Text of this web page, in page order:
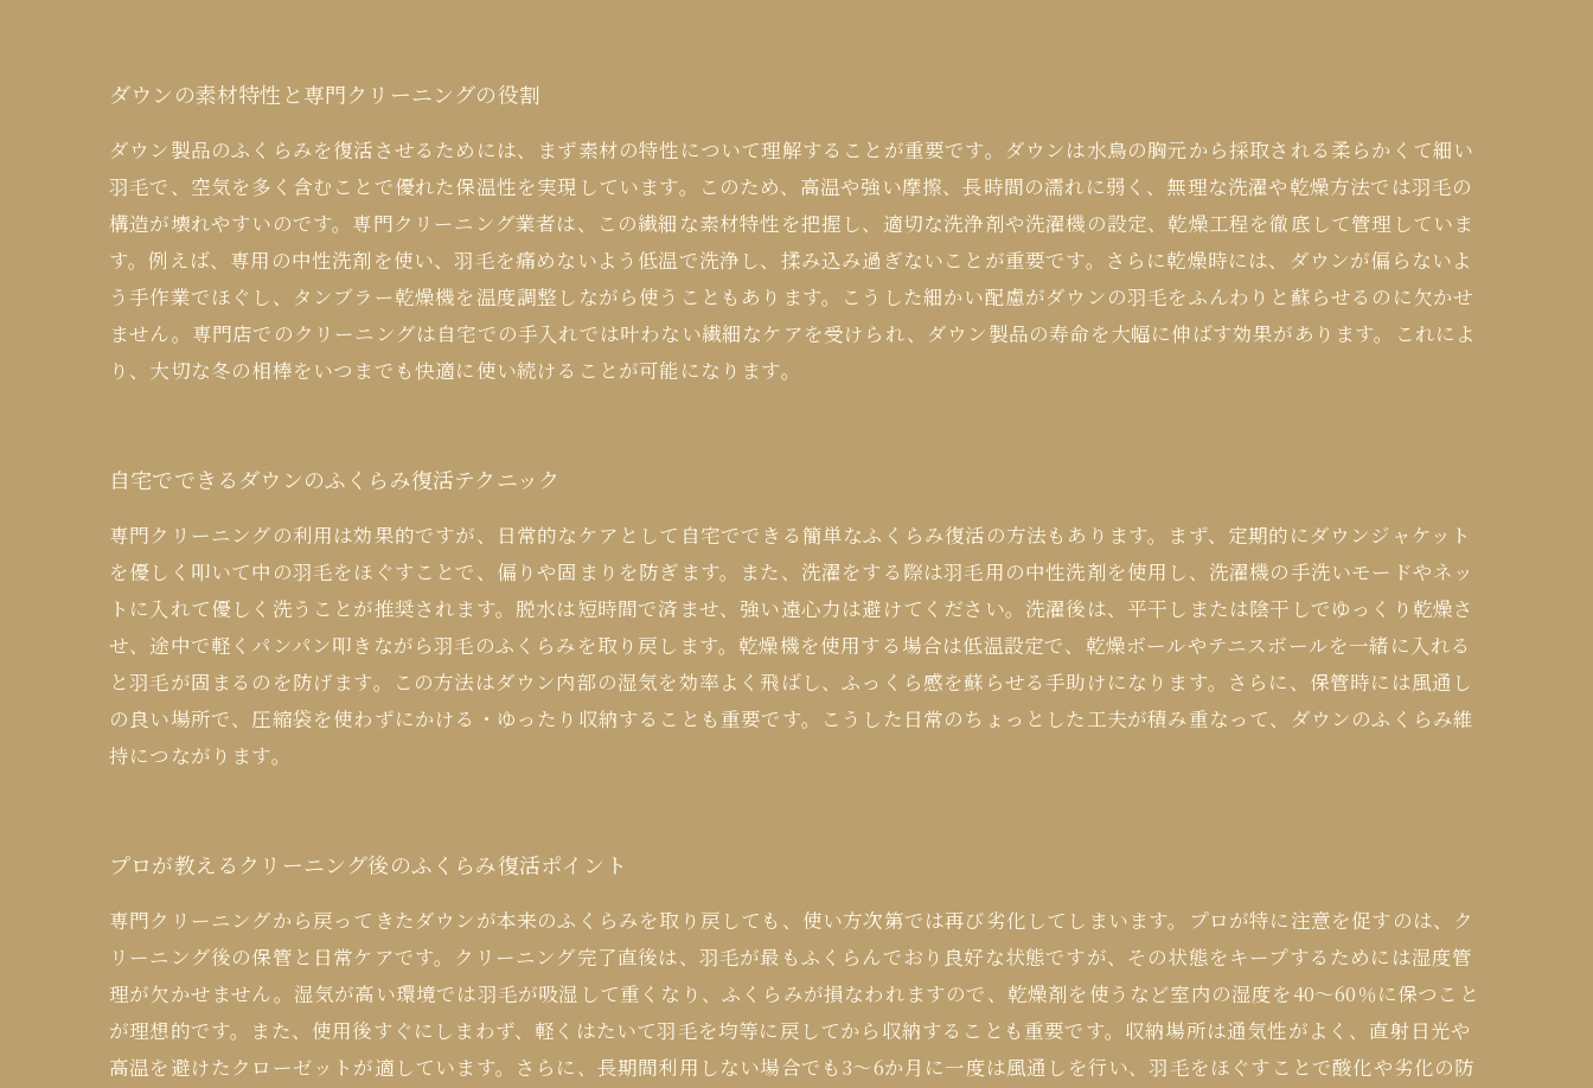
ダウンの素材特性と専門クリーニングの役割
ダウン製品のふくらみを復活させるためには、まず素材の特性について理解することが重要です。ダウンは水鳥の胸元から採取される柔らかくて細い
羽毛で、空気を多く含むことで優れた保温性を実現しています。このため、高温や強い摩擦、長時間の濡れに弱く、無理な洗濯や乾燥方法では羽毛の
構造が壊れやすいのです。専門クリーニング業者は、この繊細な素材特性を把握し、適切な洗浄剤や洗濯機の設定、乾燥工程を徹底して管理していま
す。例えば、専用の中性洗剤を使い、羽毛を痛めないよう低温で洗浄し、揉み込み過ぎないことが重要です。さらに乾燥時には、ダウンが偏らないよ
う手作業でほぐし、タンブラー乾燥機を温度調整しながら使うこともあります。こうした細かい配慮がダウンの羽毛をふんわりと蘇らせるのに欠かせ
ません。専門店でのクリーニングは自宅での手入れでは叶わない繊細なケアを受けられ、ダウン製品の寿命を大幅に伸ばす効果があります。これによ
り、大切な冬の相棒をいつまでも快適に使い続けることが可能になります。
自宅でできるダウンのふくらみ復活テクニック
専門クリーニングの利用は効果的ですが、日常的なケアとして自宅でできる簡単なふくらみ復活の方法もあります。まず、定期的にダウンジャケット
を優しく叩いて中の羽毛をほぐすことで、偏りや固まりを防ぎます。また、洗濯をする際は羽毛用の中性洗剤を使用し、洗濯機の手洗いモードやネッ
トに入れて優しく洗うことが推奨されます。脱水は短時間で済ませ、強い遠心力は避けてください。洗濯後は、平干しまたは陰干しでゆっくり乾燥さ
せ、途中で軽くパンパン叩きながら羽毛のふくらみを取り戻します。乾燥機を使用する場合は低温設定で、乾燥ボールやテニスボールを一緒に入れる
と羽毛が固まるのを防げます。この方法はダウン内部の湿気を効率よく飛ばし、ふっくら感を蘇らせる手助けになります。さらに、保管時には風通し
の良い場所で、圧縮袋を使わずにかける・ゆったり収納することも重要です。こうした日常のちょっとした工夫が積み重なって、ダウンのふくらみ維
持につながります。
プロが教えるクリーニング後のふくらみ復活ポイント
専門クリーニングから戻ってきたダウンが本来のふくらみを取り戻しても、使い方次第では再び劣化してしまいます。プロが特に注意を促すのは、ク
リーニング後の保管と日常ケアです。クリーニング完了直後は、羽毛が最もふくらんでおり良好な状態ですが、その状態をキープするためには湿度管
理が欠かせません。湿気が高い環境では羽毛が吸湿して重くなり、ふくらみが損なわれますので、乾燥剤を使うなど室内の湿度を40〜60％に保つこと
が理想的です。また、使用後すぐにしまわず、軽くはたいて羽毛を均等に戻してから収納することも重要です。収納場所は通気性がよく、直射日光や
高温を避けたクローゼットが適しています。さらに、長期間利用しない場合でも3〜6か月に一度は風通しを行い、羽毛をほぐすことで酸化や劣化の防